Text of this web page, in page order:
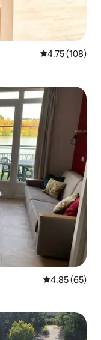
Ukadiriaji wa
4.75 (108)
Ukadiriaji wa
4.85 (65)